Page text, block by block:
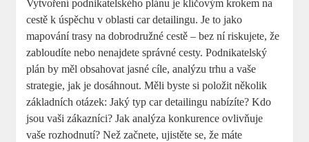
Vytvoření podnikatelského plánu‍ je klíčovým krokem na
cestě k úspěchu v oblasti car detailingu.⁤ Je to jako
mapování ⁢trasy na dobrodružné cestě – bez ní ‍riskujete, že‍
zabloudíte ​nebo ​nenajdete správné cesty. Podnikatelský
plán‌ by měl​ obsahovat jasné cíle,⁣ analýzu trhu a ​vaše​
strategie, ⁣jak je dosáhnout. Měli byste si položit několik
základních otázek: Jaký typ car detailingu nabízíte? ⁣Kdo‍
jsou vaši zákazníci? Jak ‍analýza⁣ konkurence ovlivňuje
vaše rozhodnutí? Než začnete, ujistěte se,​ že máte